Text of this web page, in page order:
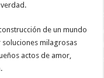
de un mundo
soluciones milagrosas
actos de amor,